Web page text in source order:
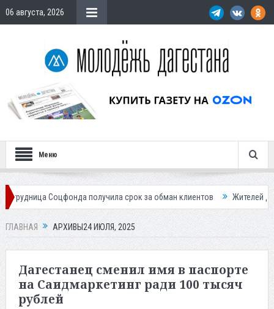
06 августа, 2026
Меню
получила срок за обман клиентов Жителей Дагестана
ГЛАВНАЯ АРХИВЫ24 ИЮЛЯ, 2025
Дагестанец сменил имя в паспорте
на Саидмаркетинг ради 100 тысяч
рублей